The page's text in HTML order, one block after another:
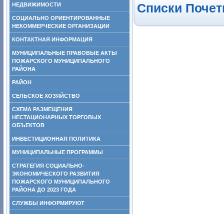
НЕДВИЖИМОСТИ
СОЦИАЛЬНО ОРИЕНТИРОВАННЫЕ
НЕКОММЕРЧЕСКИЕ ОРГАНИЗАЦИИ
КОНТАКТНАЯ ИНФОРМАЦИЯ
МУНИЦИПАЛЬНЫЕ ПРАВОВЫЕ АКТЫ
ПОЖАРСКОГО МУНИЦИПАЛЬНОГО
РАЙОНА
РАЙОН
СЕЛЬСКОЕ ХОЗЯЙСТВО
СХЕМА РАЗМЕЩЕНИЯ
НЕСТАЦИОНАРНЫХ ТОРГОВЫХ
ОБЪЕКТОВ
ИНВЕСТИЦИОННАЯ ПОЛИТИКА
МУНИЦИПАЛЬНЫЕ ПРОГРАММЫ
СТРАТЕГИЯ СОЦИАЛЬНО-
ЭКОНОМИЧЕСКОГО РАЗВИТИЯ
ПОЖАРСКОГО МУНИЦИПАЛЬНОГО
РАЙОНА ДО 2023 ГОДА
СЛУЖБЫ ИНФОРМИРУЮТ
Списки